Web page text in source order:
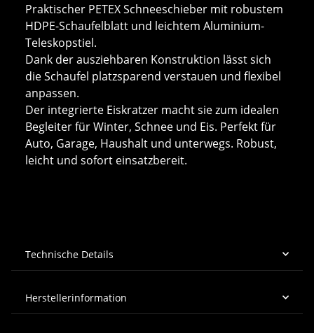
Praktischer PETEX Schneeschieber mit robustem
HDPE-Schaufelblatt und leichtem Aluminium-
Teleskopstiel.
Dank der ausziehbaren Konstruktion lässt sich
die Schaufel platzsparend verstauen und flexibel
anpassen.
Der integrierte Eiskratzer macht sie zum idealen
Begleiter für Winter, Schnee und Eis. Perfekt für
Auto, Garage, Haushalt und unterwegs. Robust,
leicht und sofort einsatzbereit.
Technische Details
Herstellerinformation